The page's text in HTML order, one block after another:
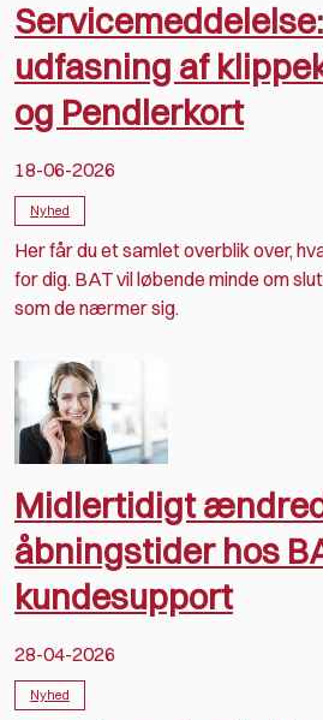
udfasning af
og Pendlerkort
18-06-2026
Nyhed
Her får du et samlet overblik over,
for dig. BAT vil løbende minde om
som de nærmer sig.
Midlertidigt
åbningstider hos
kundesupport
28-04-2026
Nyhed